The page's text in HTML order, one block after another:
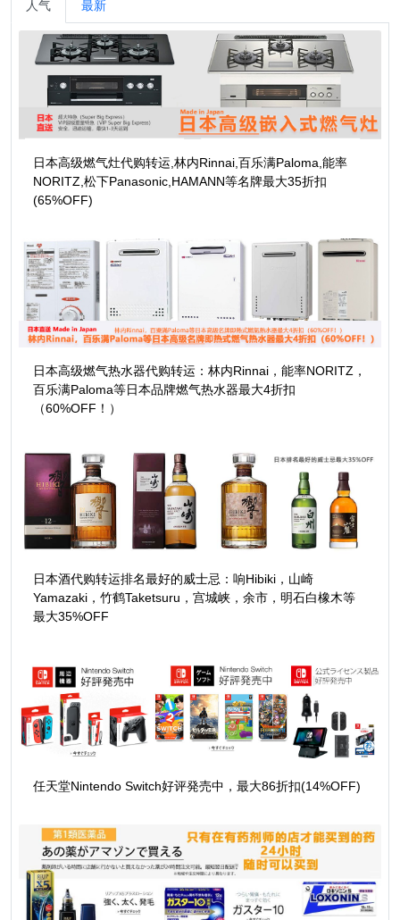
人气 最新
日本高级燃气灶代购转运,林内Rinnai,百乐满Paloma,能率
NORITZ,松下Panasonic,HAMANN等名牌最大35折扣
(65%OFF)
日本高级燃气热水器代购转运：林内Rinnai，能率NORITZ，
百乐满Paloma等日本品牌燃气热水器最大4折扣
（60%OFF！）
日本酒代购转运排名最好的威士忌：响Hibiki，山崎
Yamazaki，竹鹤Taketsuru，宫城峡，余市，明石白橡木等
最大35%OFF
任天堂Nintendo Switch好评発売中，最大86折扣(14%OFF)